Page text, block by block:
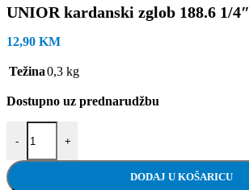
UNIOR kardanski zglob 188.6 1/4″
12,90 KM
Težina0,3 kg
Dostupno uz prednarudžbu
-
UNIOR kardanski zglob 188.6 1/4" količina
+
DODAJ U KOŠARICU